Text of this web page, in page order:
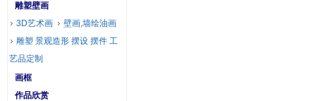
雕塑壁画
3D艺术画
壁画,墙绘油画
雕塑 景观造形 摆设 摆件 工
艺品定制
画框
作品欣赏